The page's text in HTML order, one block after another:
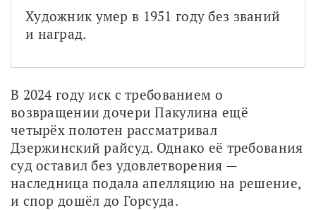
Художник умер в 1951 году без званий
и наград.
В 2024 году иск с требованием о
возвращении дочери Пакулина ещё
четырёх полотен рассматривал
Дзержинский райсуд. Однако её требования
суд оставил без удовлетворения —
наследница подала апелляцию на решение,
и спор дошёл до Горсуда.